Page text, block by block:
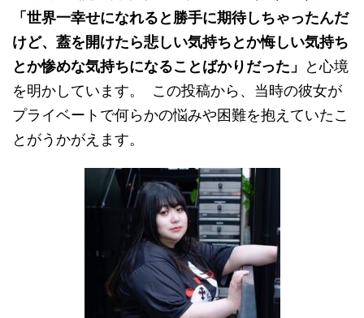
「世界一幸せになれると勝手に期待しちゃったんだ
けど、蓋を開けたら悲しい気持ちとか悔しい気持ち
とか惨めな気持ちになることばかりだった」
と心境
を明かしています。
この投稿から、当時の彼女が
プライベートで何らかの悩みや困難を抱えていたこ
とがうかがえます。